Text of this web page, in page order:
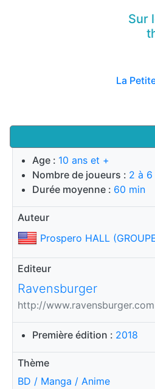
Age : 10 ans et +
Nombre de joueurs : 2 à 6
Durée moyenne : 60 min
Auteur
Prospero HALL
Editeur
Ravensburger
http://www.ravensburger.com
Première édition : 2018
Thème
BD / Manga / Anime
Sur
La